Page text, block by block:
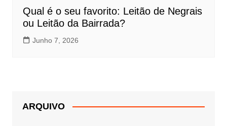
Qual é o seu favorito: Leitão de Negrais
ou Leitão da Bairrada?
Junho 7, 2026
ARQUIVO